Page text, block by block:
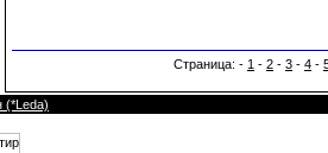
Страница: - 1 - 2 - 3 - 4 -
(*Leda)